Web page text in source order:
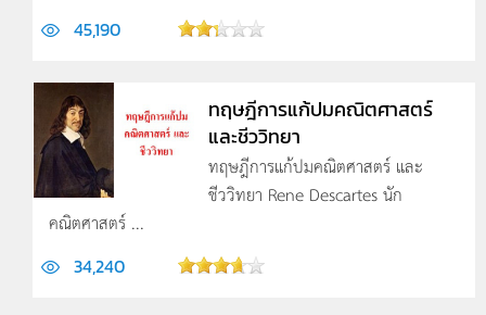
45,190
ทฤษฎีการแก้ปมคณิตศาสตร์
และชีววิทยา
ทฤษฎีการแก้ปมคณิตศาสตร์ และ
ชีววิทยา Rene Descartes นัก
คณิตศาสตร์ ...
34,240